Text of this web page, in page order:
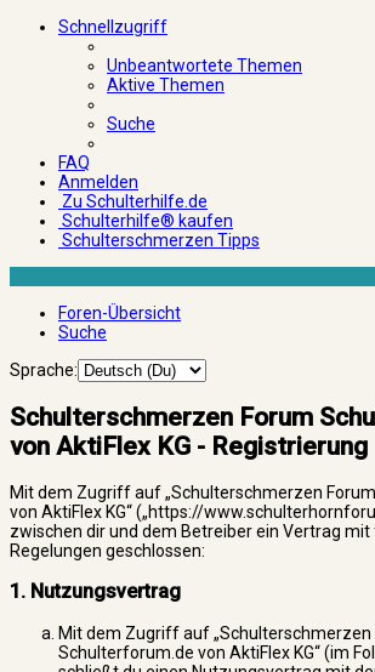
Schnellzugriff
Unbeantwortete Themen
Aktive Themen
Suche
FAQ
Anmelden
Zu Schulterhilfe.de
Schulterhilfe® kaufen
Schulterschmerzen Tipps
Foren-Übersicht
Suche
Sprache:
Schulterschmerzen Forum
von AktiFlex KG - Registrierung
Mit dem Zugriff auf „Schulterschmerzen
von AktiFlex KG“ („https://
zwischen dir und dem Betreiber ein Vertrag
Regelungen geschlossen:
1. Nutzungsvertrag
Mit dem Zugriff auf „Schulterschmerzen
Schulterforum.de von AktiFlex KG“ (im